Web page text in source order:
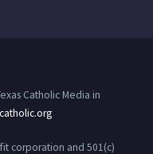
Catholic Media in
corporation and 501(c)